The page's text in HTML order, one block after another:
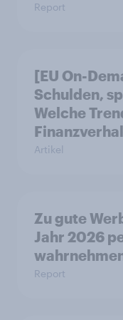
Report
[EU On-
Schulden,
Welche
Artikel
Zu gute
Jahr 2026
Report